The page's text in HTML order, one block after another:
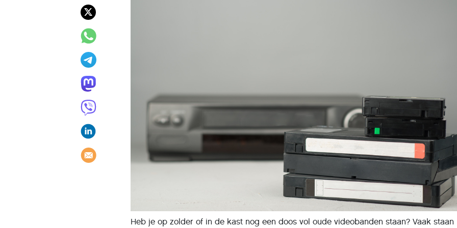
Heb je op zolder of in de kast nog een doos vol oude videobanden staan? Vaak staan